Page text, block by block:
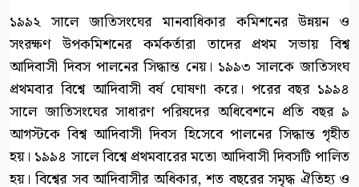
১৯৯২ সালে জাতিসংঘের মানবাধিকার কমিশনের উন্নয়ন ও
সংরক্ষণ উপকমিশনের কর্মকর্তারা তাদের প্রথম সভায় বিশ্ব
আদিবাসী দিবস পালনের সিদ্ধান্ত নেয়। ১৯৯৩ সালকে জাতিসংঘ
প্রথমবার বিশ্বে আদিবাসী বর্ষ ঘোষণা করে। পরের বছর ১৯৯৪
সালে জাতিসংঘের সাধারণ পরিষদের অধিবেশনে প্রতি বছর ৯
আগস্টকে বিশ্ব আদিবাসী দিবস হিসেবে পালনের সিদ্ধান্ত গৃহীত
হয়। ১৯৯৪ সালে বিশ্বে প্রথমবারের মতো আদিবাসী দিবসটি পালিত
হয়। বিশ্বের সব আদিবাসীর অধিকার, শত বছরের সমৃদ্ধ ঐতিহ্য ও